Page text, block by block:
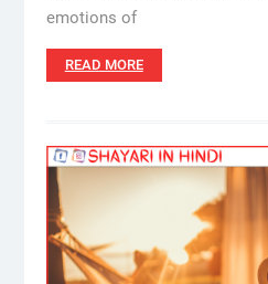
emotions of
READ MORE